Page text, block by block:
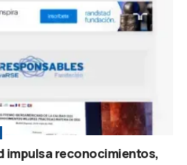
impulsa reconocimientos,